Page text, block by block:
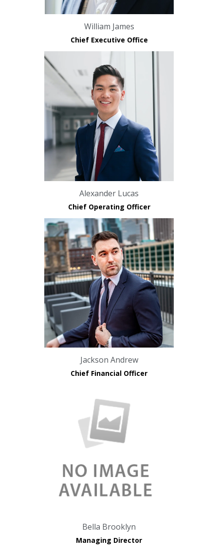
William James
Chief Executive Office
Alexander Lucas
Chief Operating Officer
Jackson Andrew
Chief Financial Officer
Bella Brooklyn
Managing Director